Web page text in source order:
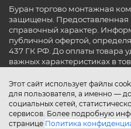
остаётся лишь
преимуществ:
четырёхпоточное
охлаждение без
возможность
извне,
температуры и
низкий уровень
встроенный
расширенные опции
Этот сайт использует файлы
для пользователя, а именно —
социальных сетей,
сервисов. Более подробную
странице Политика
Буран торгово монтажная
защищены. Предоставленная
справочный характер.
публичной офертой,
437 ГК РФ. До оплаты товара
важных характеристиках в